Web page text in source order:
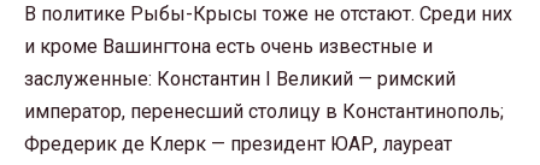
В политике Рыбы-Крысы тоже не отстают. Среди них
и кроме Вашингтона есть очень известные и
заслуженные: Константин I Великий — римский
император, перенесший столицу в Константинополь;
Фредерик де Клерк — президент ЮАР, лауреат